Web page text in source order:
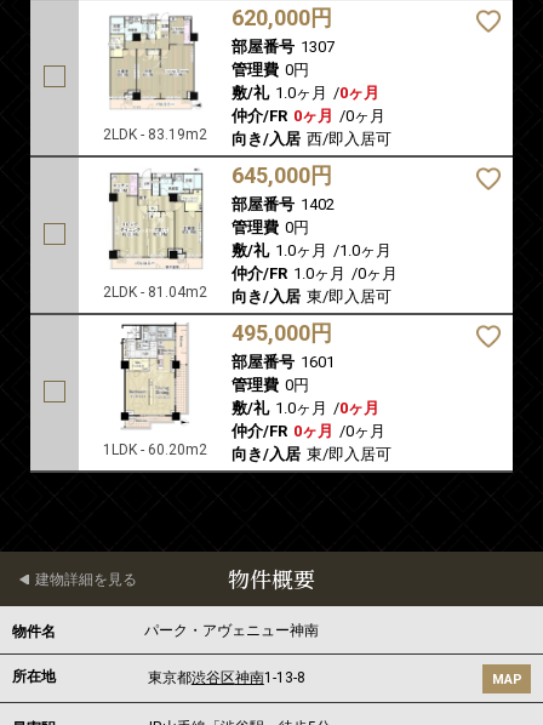
2LDK - 83.19m2
620,000円
部屋番号 1307
管理費 0円
敷/礼 1.0ヶ月 /0ヶ月
仲介/FR 0ヶ月 /0ヶ月
向き/入居 西/即入居可
2LDK - 81.04m2
645,000円
部屋番号 1402
管理費 0円
敷/礼 1.0ヶ月 /1.0ヶ月
仲介/FR 1.0ヶ月 /0ヶ月
向き/入居 東/即入居可
1LDK - 60.20m2
495,000円
部屋番号 1601
管理費 0円
敷/礼 1.0ヶ月 /0ヶ月
仲介/FR 0ヶ月 /0ヶ月
向き/入居 東/即入居可
物件概要
建物詳細を見る
物件名 パーク・アヴェニュー神南
所在地 東京都渋谷区神南1-13-8 MAP